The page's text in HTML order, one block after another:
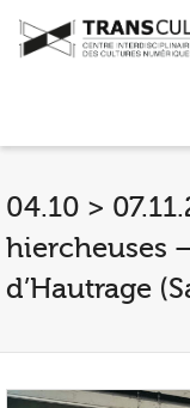
04.10 >
hiercheuses
d’Hautrage